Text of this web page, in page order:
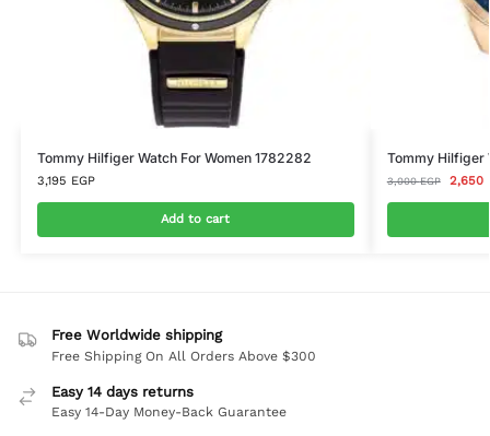
Tommy Hilfiger Watch For Women 1782282
3,195 EGP
Add to cart
Tommy Hilfiger
3,000EGP 2,650
Free Worldwide shipping
Free Shipping On All Orders Above $300
Easy 14 days returns
Easy 14-Day Money-Back Guarantee